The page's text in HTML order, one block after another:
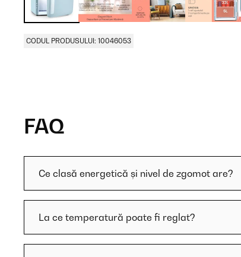
CODUL PRODUSULUI: 10046053
FAQ
Ce clasă energetică și nivel de zgomot are?
La ce temperatură poate fi reglat?